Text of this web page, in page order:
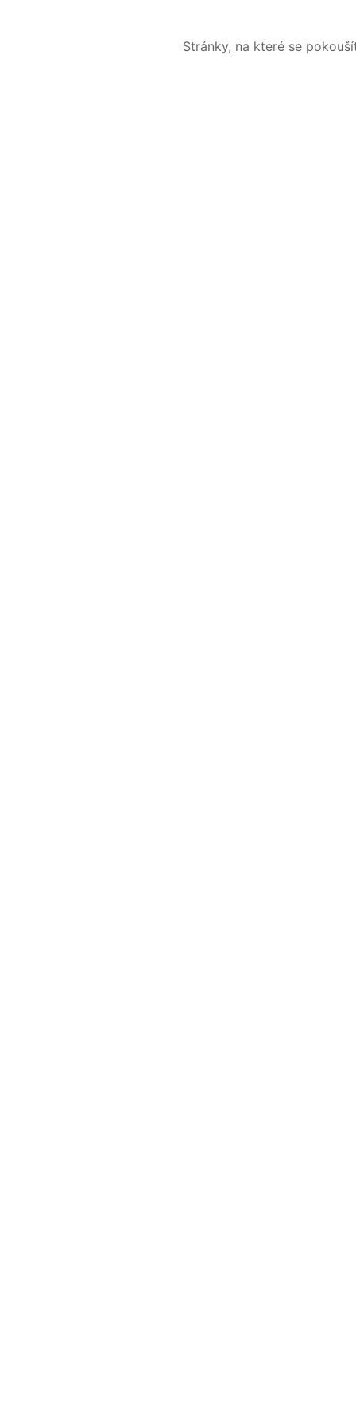
Stránky, na které se